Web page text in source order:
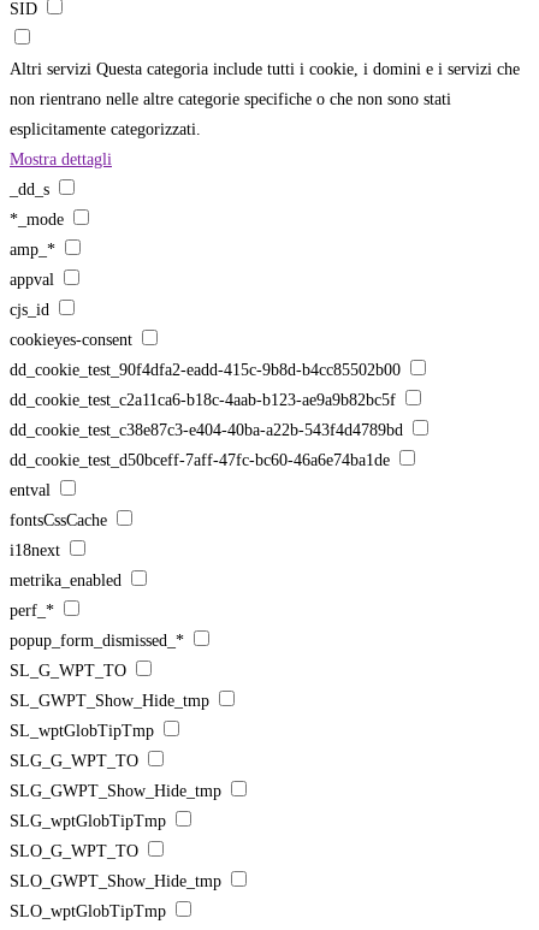
SID
Altri servizi Questa categoria include tutti i cookie, i domini e i servizi che
non rientrano nelle altre categorie specifiche o che non sono stati
esplicitamente categorizzati.
Mostra dettagli
_dd_s
*_mode
amp_*
appval
cjs_id
cookieyes-consent
dd_cookie_test_90f4dfa2-eadd-415c-9b8d-b4cc85502b00
dd_cookie_test_c2a11ca6-b18c-4aab-b123-ae9a9b82bc5f
dd_cookie_test_c38e87c3-e404-40ba-a22b-543f4d4789bd
dd_cookie_test_d50bceff-7aff-47fc-bc60-46a6e74ba1de
entval
fontsCssCache
i18next
metrika_enabled
perf_*
popup_form_dismissed_*
SL_G_WPT_TO
SL_GWPT_Show_Hide_tmp
SL_wptGlobTipTmp
SLG_G_WPT_TO
SLG_GWPT_Show_Hide_tmp
SLG_wptGlobTipTmp
SLO_G_WPT_TO
SLO_GWPT_Show_Hide_tmp
SLO_wptGlobTipTmp